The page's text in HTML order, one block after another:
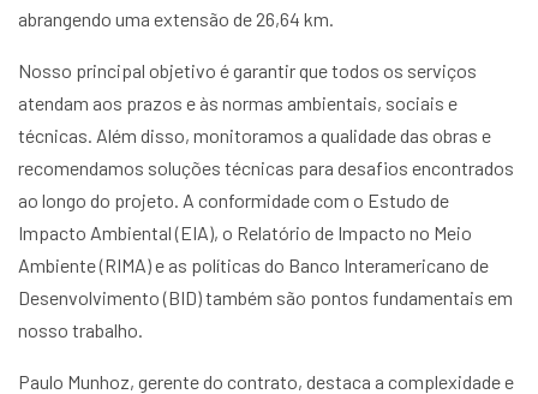
abrangendo uma extensão de 26,64 km.
Nosso principal objetivo é garantir que todos os serviços
atendam aos prazos e às normas ambientais, sociais e
técnicas. Além disso, monitoramos a qualidade das obras e
recomendamos soluções técnicas para desafios encontrados
ao longo do projeto. A conformidade com o Estudo de
Impacto Ambiental (EIA), o Relatório de Impacto no Meio
Ambiente (RIMA) e as políticas do Banco Interamericano de
Desenvolvimento (BID) também são pontos fundamentais em
nosso trabalho.
Paulo Munhoz, gerente do contrato, destaca a complexidade e